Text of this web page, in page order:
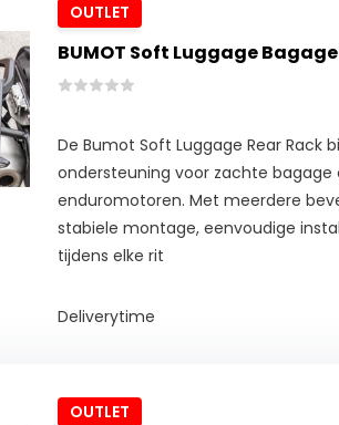
OUTLET
BUMOT Soft Luggage
De Bumot Soft Luggage Rear Rack
ondersteuning voor zachte
enduromotoren. Met meerdere
stabiele montage, eenvoudige
tijdens elke rit
Deliverytime
OUTLET